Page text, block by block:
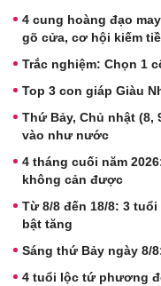
4 cung hoàng đạo
gõ cửa, cơ hội kiếm
Trắc nghiệm: Chọn 1
Top 3 con giáp Giàu
Thứ Bảy, Chủ nhật (8,
vào như nước
4 tháng cuối năm
không cản được
Từ 8/8 đến 18/8: 3
bật tăng
Sáng thứ Bảy ngày 8/
4 tuổi lộc tứ phương